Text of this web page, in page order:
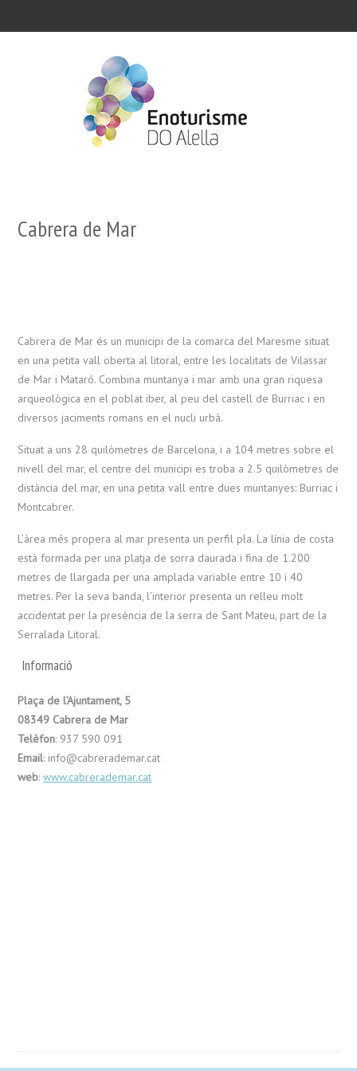
Cabrera de Mar
Cabrera de Mar és un municipi de la comarca del Maresme situat
en una petita vall oberta al litoral, entre les localitats de Vilassar
de Mar i Mataró. Combina muntanya i mar amb una gran riquesa
arqueològica en el poblat iber, al peu del castell de Burriac i en
diversos jaciments romans en el nucli urbà.
Situat a uns 28 quilòmetres de Barcelona, i a 104 metres sobre el
nivell del mar, el centre del municipi es troba a 2.5 quilòmetres de
distància del mar, en una petita vall entre dues muntanyes: Burriac i
Montcabrer.
L’àrea més propera al mar presenta un perfil pla. La línia de costa
està formada per una platja de sorra daurada i fina de 1.200
metres de llargada per una amplada variable entre 10 i 40
metres. Per la seva banda, l’interior presenta un relleu molt
accidentat per la presència de la serra de Sant Mateu, part de la
Serralada Litoral.
Informació
Plaça de l’Ajuntament, 5
08349 Cabrera de Mar
Telèfon: 937 590 091
Email: info@cabrerademar.cat
web:www.cabrerademar.cat